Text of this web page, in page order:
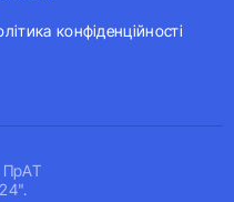
ПрАТ
конфіденційності